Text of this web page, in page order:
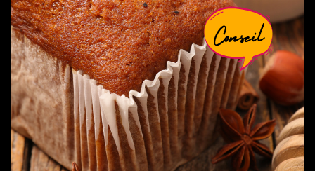
Conseil